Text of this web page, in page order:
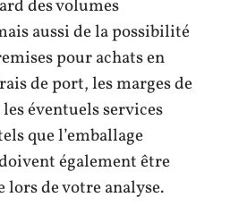
des volumes
aussi de la possibilité
pour achats en
de port, les marges de
éventuels services
que l’emballage
également être
lors de votre analyse.